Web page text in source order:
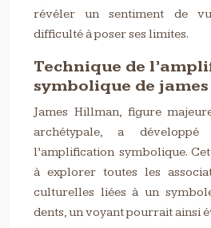
révéler un sentiment de
difficulté à poser ses limites.
Technique de
symbolique de
James Hillman, figure
archétypale, a
l’amplification symbolique.
à explorer toutes les
culturelles liées à un
dents, un voyant pourrait ainsi